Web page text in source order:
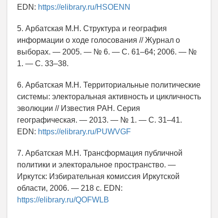
EDN: https://elibrary.ru/HSOENN
5. Арбатская М.Н. Структура и география
информации о ходе голосования // Журнал о
выборах. — 2005. — № 6. — С. 61–64; 2006. — №
1. — С. 33–38.
6. Арбатская М.Н. Территориальные политические
системы: электоральная активность и цикличность
эволюции // Известия РАН. Серия
географическая. — 2013. — № 1. — С. 31–41.
EDN: https://elibrary.ru/PUWVGF
7. Арбатская М.Н. Трансформация публичной
политики и электоральное пространство. —
Иркутск: Избирательная комиссия Иркутской
области, 2006. — 218 с. EDN:
https://elibrary.ru/QOFWLB